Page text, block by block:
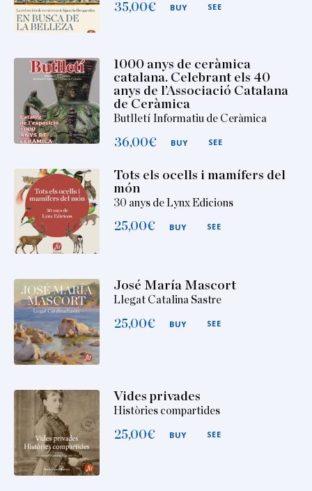
35,00€ BUY SEE
1000 anys de ceràmica
catalana. Celebrant els 40
anys de l’Associació Catalana
de Ceràmica
Butlletí Informatiu de Ceràmica
36,00€ BUY SEE
Tots els ocells i mamífers del
món
30 anys de Lynx Edicions
25,00€ BUY SEE
José María Mascort
Llegat Catalina Sastre
25,00€ BUY SEE
Vides privades
Històries compartides
25,00€ BUY SEE